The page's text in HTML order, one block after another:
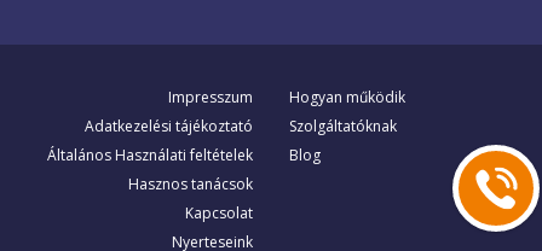
Impresszum
Adatkezelési tájékoztató
Általános Használati feltételek
Hasznos tanácsok
Kapcsolat
Nyerteseink
Hogyan működik
Szolgáltatóknak
Blog